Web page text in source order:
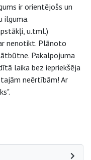
ir orientējošs un
ilguma.
u.tml.)
nenotikt. Plānoto
Pakalpojuma
laika bez iepriekšēja
neērtībām! Ar